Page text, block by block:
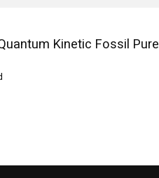
Kinetic Fossil Pure